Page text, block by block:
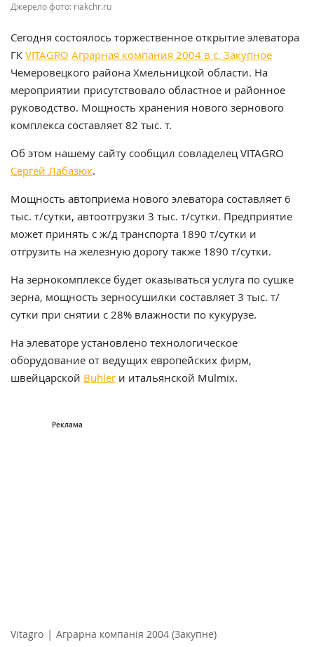
Джерело фото: riakchr.ru
Сегодня состоялось торжественное открытие элеватора
ГК VITAGRO Аграрная компания 2004 в с. Закупное
Чемеровецкого района Хмельницкой области. На
мероприятии присутствовало областное и районное
руководство. Мощность хранения нового зернового
комплекса составляет 82 тыс. т.
Об этом нашему сайту сообщил совладелец VITAGRO
Сергей Лабазюк.
Мощность автоприема нового элеватора составляет 6
тыс. т/сутки, автоотгрузки 3 тыс. т/сутки. Предприятие
может принять с ж/д транспорта 1890 т/сутки и
отгрузить на железную дорогу также 1890 т/сутки.
На зернокомплексе будет оказываться услуга по сушке
зерна, мощность зерносушилки составляет 3 тыс. т/
сутки при снятии с 28% влажности по кукурузе.
На элеваторе установлено технологическое
оборудование от ведущих европейских фирм,
швейцарской Buhler и итальянской Mulmix.
Vitagro | Аграрна компанія 2004 (Закупне)